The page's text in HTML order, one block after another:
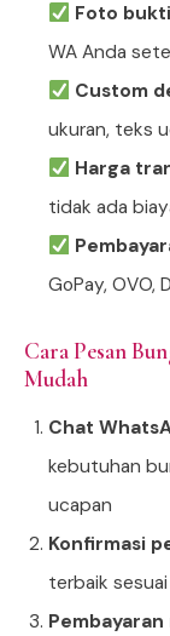
Foto
WA Anda
Custom
ukuran, teks
Harga
tidak ada
GoPay, OVO,
Cara Pesan
Mudah
Chat
kebutuhan
ucapan
Konfirmasi
terbaik
Pembayaran